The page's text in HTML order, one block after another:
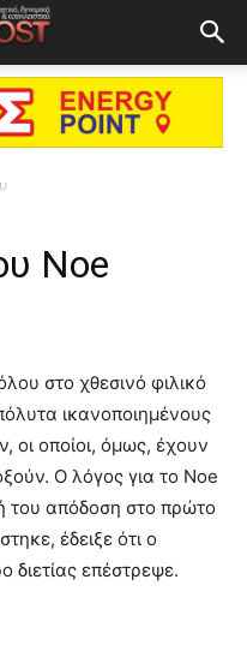
Noe
στο χθεσινό φιλικό
ικανοποιημένους
οι οποίοι, όμως, έχουν
Ο λόγος για το Noe
του απόδοση στο πρώτο
έδειξε ότι ο
διετίας επέστρεψε.